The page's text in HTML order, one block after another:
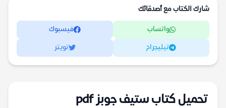
شارك الكتاب مع أصدقائك
واتساب فيسبوك
تيليجرام تويتر
تحميل كتاب ستيف جوبز pdf